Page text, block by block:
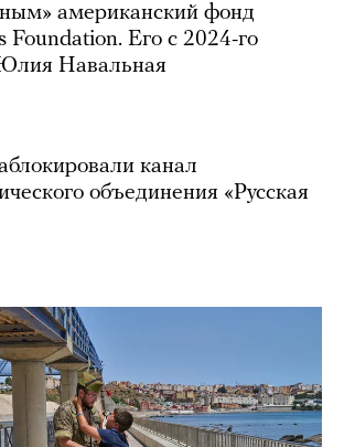
американский фонд
Foundation. Его с 2024-го
Юлия Навальная
канал
объединения «Русская